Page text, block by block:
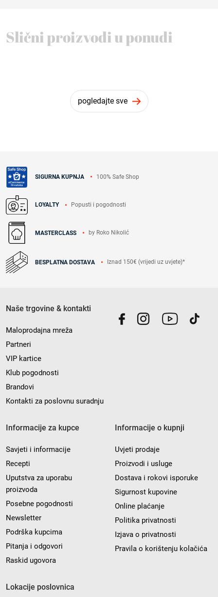
Slični proizvodi u ponudi
pogledajte sve
SIGURNA KUPNJA 100% Safe Shop
LOYALTY Popusti i pogodnosti
MASTERCLASS by Roko Nikolić
BESPLATNA DOSTAVA Iznad 150€ (vrijedi uz uvjete)*
Naše trgovine & kontakti
Maloprodajna mreža
Partneri
VIP kartice
Klub pogodnosti
Brandovi
Kontakti za poslovnu suradnju
Informacije za kupce
Savjeti i informacije
Recepti
Uputstva za uporabu
proizvoda
Posebne pogodnosti
Newsletter
Podrška kupcima
Pitanja i odgovori
Raskid ugovora
Informacije o kupnji
Uvjeti prodaje
Proizvodi i usluge
Dostava i rokovi isporuke
Sigurnost kupovine
Online plaćanje
Politika privatnosti
Izjava o privatnosti
Pravila o korištenju kolačića
Lokacije poslovnica